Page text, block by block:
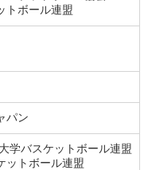
トボール連盟
パン
学バスケットボール連盟
ットボール連盟